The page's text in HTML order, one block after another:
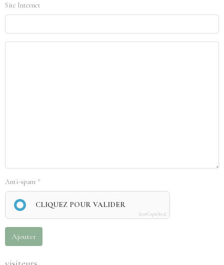
Site Internet
Anti-spam
CLIQUEZ POUR VALIDER
IconCaptcha ©
Ajouter